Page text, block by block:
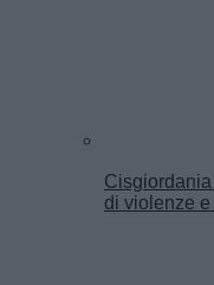
di violenze e